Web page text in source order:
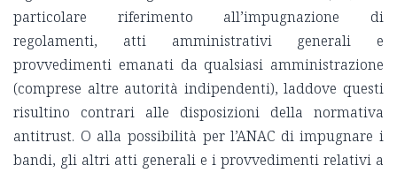
particolare riferimento all’impugnazione di
regolamenti, atti amministrativi generali e
provvedimenti emanati da qualsiasi amministrazione
(comprese altre autorità indipendenti), laddove questi
risultino contrari alle disposizioni della normativa
antitrust. O alla possibilità per l’ANAC di impugnare i
bandi, gli altri atti generali e i provvedimenti relativi a